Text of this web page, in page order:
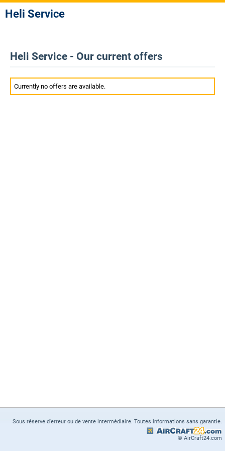
Heli Service
Heli Service - Our current offers
Currently no offers are available.
Sous réserve d'erreur ou de vente intermédiaire. Toutes informations sans garantie.
© AirCraft24.com